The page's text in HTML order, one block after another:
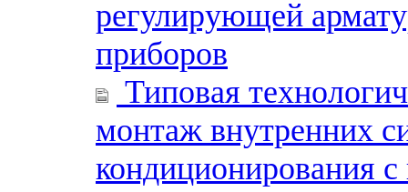
регулирующей
приборов
Типовая
монтаж внутренних
кондиционирования